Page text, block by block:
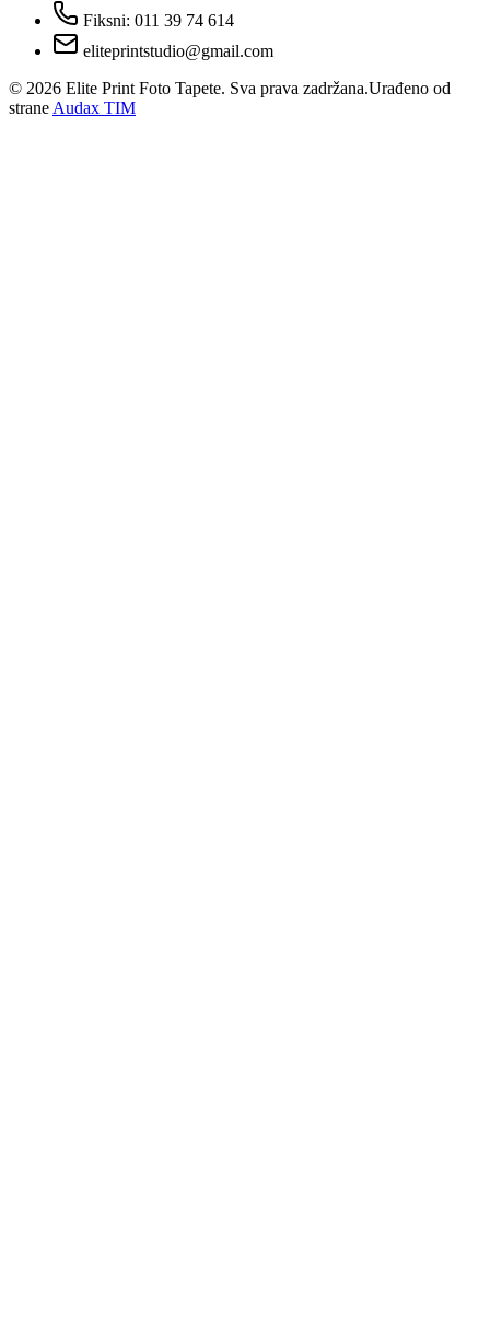
Fiksni: 011 39 74 614
eliteprintstudio@gmail.com
© 2026 Elite Print Foto Tapete. Sva prava zadržana.Urađeno od
strane Audax TIM